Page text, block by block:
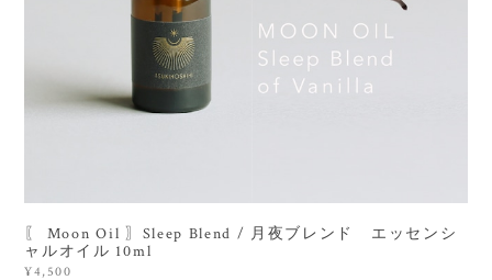
〖 Moon Oil 〗Sleep Blend / 月夜ブレンド エッセンシ
ャルオイル 10ml
¥4,500